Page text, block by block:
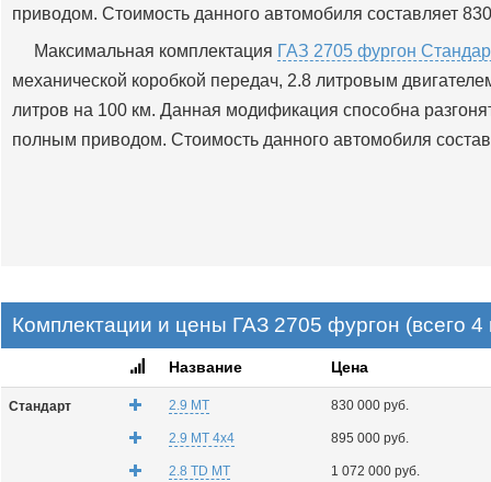
приводом. Стоимость данного автомобиля составляет
Максимальная комплектация ГАЗ 2705 фургон
механической коробкой передач, 2.8 литровым
литров на 100 км. Данная модификация способна
полным приводом. Стоимость данного автомобиля
Комплектации и цены ГАЗ 2705 фургон (всего 4
Название Цена
Стандарт 2.9 MT 830 000 руб.
2.9 MT 4x4 895 000 руб.
2.8 TD MT 1 072 000 руб.